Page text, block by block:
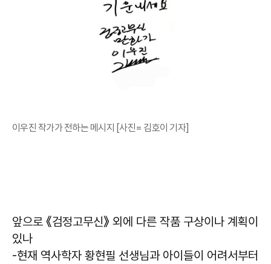
이우진 작가가 전하는 메시지 [사진= 김호이 기자]
앞으로 《검정고무신》 외에 다른 작품 구상이나 계획이
있나
-현재 역사학자 황현필 선생님과 아이들이 어려서부터